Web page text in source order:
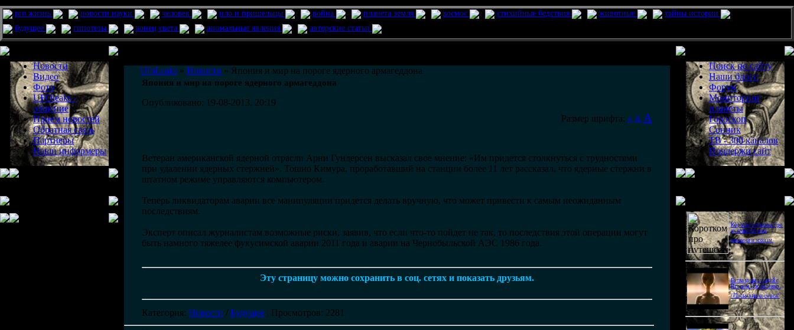
pro жизнь новости науки человек нло и пришельцы война планета земля космос стихийные бедствия животные
тайны истории
будущее
гипотезы конец света аномальные явления авторские статьи
Новости
Видео
Фото
UFOleaks -
общение
Прием новостей
Обратная связь
Партнеры
Наши информеры
UfoLeaks » Новости » Япония и мир на пороге ядерного армагеддона
Япония и мир на пороге ядерного армагеддона
Опубликовано: 19-08-2013, 20:19
Размер шрифта: A A A
Ветеран американской ядерной отрасли Арни Гундерсен высказал свое мнение: «Им придется столкнуться с трудностями
при удалении ядерных стержней». Тошио Кимура, проработавший на станции более 11 лет рассказал, что ядерные стержни в
штатном режиме управляются компьютером.
Теперь ликвидаторам аварии все манипуляции придется делать вручную, что может привести к самым неожиданным
последствиям.
Эксперт описал журналистам возможные риски, заявив, что если что-то пойдет не так, то последствия этой операции могут
быть намного тяжелее фукусимской аварии 2011 года и аварии на Чернобыльской АЭС 1986 года.
Эту страницу можно сохранить в соц. сетях и показать друзьям.
Категория: Новости / Будущее | Просмотров: 2281
Поиск по сайту
Наши блоги
Форум
Мониторинг
планеты
Гороскоп
Сонник
ТВ - 300 каналов
Поддержи сайт
Короткометражка про
путешествия во
времени и эгоизм.
Битва цивилизаций с
Игорем Прокопенко.
"Письма из космоса"